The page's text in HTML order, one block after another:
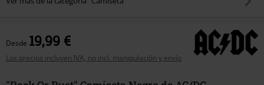
Desde 19,99 €
Los precios incluyen IVA, no incl. manipulación y envío